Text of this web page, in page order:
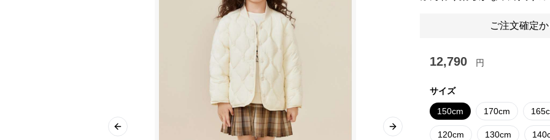
Previous slide Next slide
ご注文確定
12,790 円
サイズ
150cm 170cm
120cm 130cm